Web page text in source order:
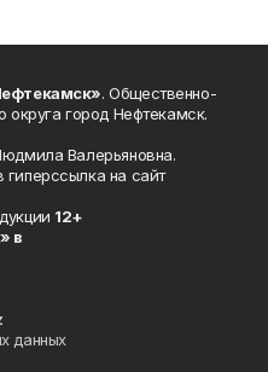
. Общественно-
округа город Нефтекамск.
Валерьяновна.
на сайт
12+
» в
данных